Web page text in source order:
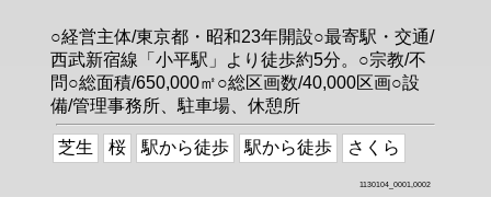
○経営主体/東京都・昭和23年開設○最寄駅・交通/
西武新宿線「小平駅」より徒歩約5分。○宗教/不
問○総面積/650,000㎡○総区画数/40,000区画○設
備/管理事務所、駐車場、休憩所
芝生 桜 駅から徒歩 駅から徒歩 さくら
1130104_0001,0002